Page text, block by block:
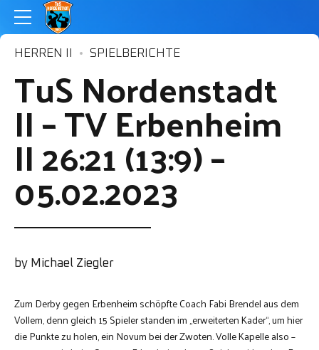
HERREN II SPIELBERICHTE
TuS Nordenstadt
II – TV Erbenheim
II 26:21 (13:9) –
05.02.2023
by Michael Ziegler
Zum Derby gegen Erbenheim schöpfte Coach Fabi Brendel aus dem
Vollem, denn gleich 15 Spieler standen im „erweiterten Kader“, um hier
die Punkte zu holen, ein Novum bei der Zwoten. Volle Kapelle also –